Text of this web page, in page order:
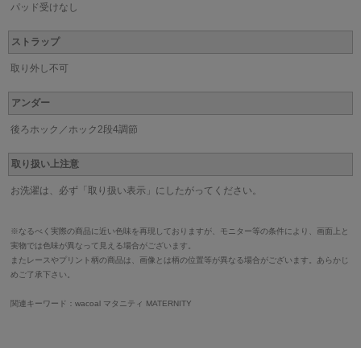
パッド受けなし
ストラップ
取り外し不可
アンダー
後ろホック／ホック2段4調節
取り扱い上注意
お洗濯は、必ず「取り扱い表示」にしたがってください。
※なるべく実際の商品に近い色味を再現しておりますが、モニター等の条件により、画面上と
実物では色味が異なって見える場合がございます。
またレースやプリント柄の商品は、画像とは柄の位置等が異なる場合がございます。あらかじ
めご了承下さい。
関連キーワード：wacoal マタニティ MATERNITY